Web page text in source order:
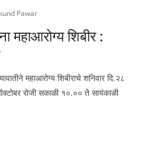
Pawar
महाआरोग्य शिबीर :
महाआरोग्य शिबीराचे शनिवार दि.२८
रोजी सकाळी १०.०० ते सायंकाळी